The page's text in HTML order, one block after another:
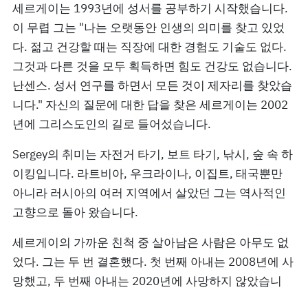
세르게이는 1993년에 성서를 공부하기 시작했습니다.
이 무렵 그는 "나는 오랫동안 인생의 의미를 찾고 있었
다. 젊고 건강할 때는 직장에 대한 경험도 기술도 없다.
그것과 다른 것을 모두 획득하면 힘도 건강도 없습니다.
난센스. 성서 연구를 하면서 모든 것이 제자리를 찾았습
니다." 자신의 질문에 대한 답을 찾은 세르게이는 2002
년에 그리스도인의 길로 들어섰습니다.
Sergey의 취미는 자전거 타기, 보트 타기, 낚시, 숲 속 하
이킹입니다. 라트비아, 우크라이나, 이집트, 태국뿐만
아니라 러시아의 여러 지역에서 살았던 그는 역사적인
고향으로 돌아 왔습니다.
세르게이의 가까운 친척 중 살아남은 사람은 아무도 없
었다. 그는 두 번 결혼했다. 첫 번째 아내는 2008년에 사
망했고, 두 번째 아내는 2020년에 사망하지 않았습니